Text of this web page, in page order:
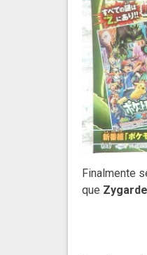
Finalmente
que Zygarde